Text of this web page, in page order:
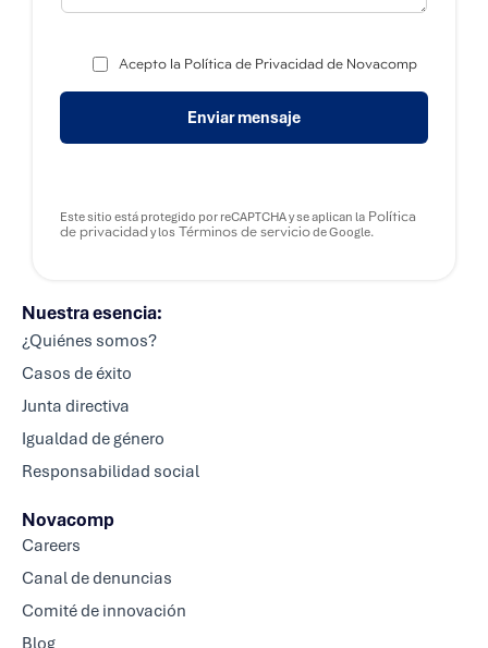
d
o
Acepto la Política de Privacidad de Novacomp
Enviar mensaje
Este sitio está protegido por reCAPTCHA y se aplican la Política
de privacidad y los Términos de serviciode Google.
Nuestra esencia:
¿Quiénes somos?
Casos de éxito
Junta directiva
Igualdad de género
Responsabilidad social
Novacomp
Careers
Canal de denuncias
Comité de innovación
Blog